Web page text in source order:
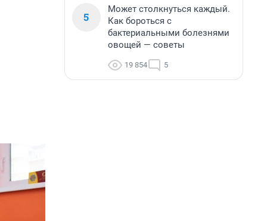
5
Может столкнуться каждый.
Как бороться с
бактериальными болезнями
овощей — советы
19 854 5